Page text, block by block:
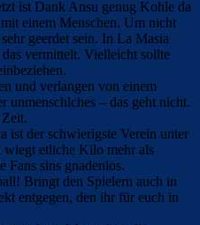
ist Dank Ansu genug Kohle da
einem Menschen. Um nicht
geerdet sein. In La Masia
vermittelt. Vielleicht sollte
und verlangen von einem
unmenschlches – das geht nicht.
ist der schwierigste Verein unter
wiegt etliche Kilo mehr als
Fans sins gnadenlos.
Bringt den Spielern auch in
entgegen, den ihr für euch in